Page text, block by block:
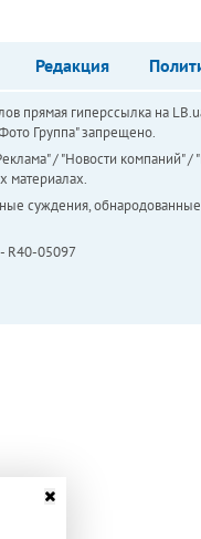
Редакция
прямая гиперссылка на
Группа" запрещено.
/ "Новости компаний"
материалах.
суждения,
R40-05097